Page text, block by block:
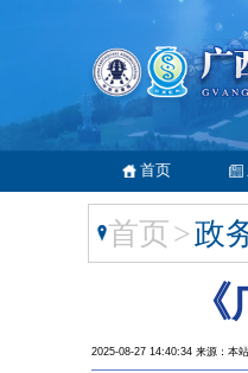
首页
首页>政
2025-08-27 14:40:34 来源：本